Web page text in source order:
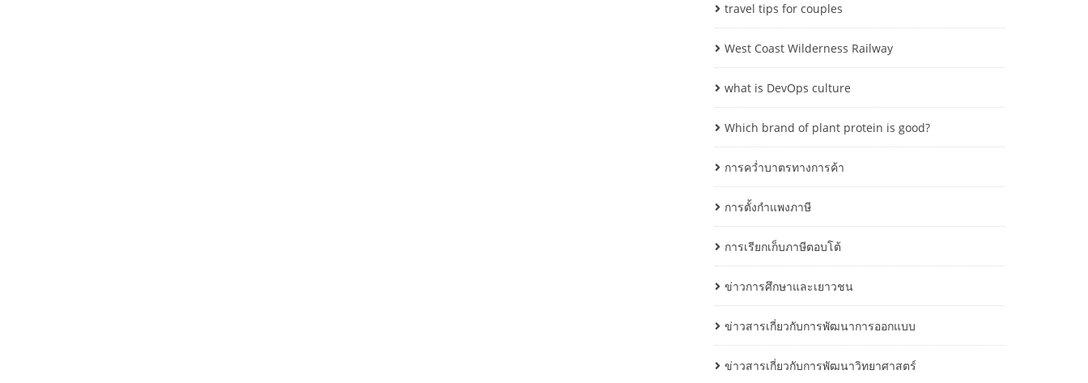
travel tips for couples
West Coast Wilderness Railway
what is DevOps culture
Which brand of plant protein is good?
การคว่ำบาตรทางการค้า
การตั้งกำแพงภาษี
การเรียกเก็บภาษีตอบโต้
ข่าวการศึกษาและเยาวชน
ข่าวสารเกี่ยวกับการพัฒนาการออกแบบ
ข่าวสารเกี่ยวกับการพัฒนาวิทยาศาสตร์